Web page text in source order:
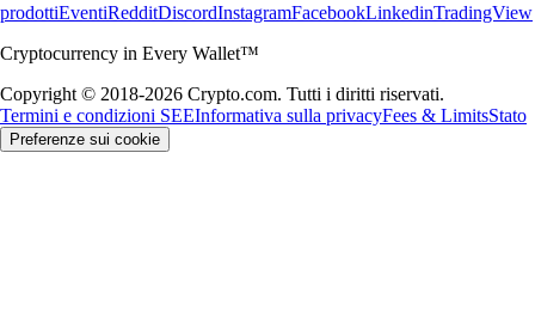
prodottiEventiRedditDiscordInstagramFacebookLinkedinTradingView
Cryptocurrency in Every Wallet™
Copyright © 2018-2026 Crypto.com. Tutti i diritti riservati.
Termini e condizioni SEEInformativa sulla privacyFees & LimitsStato
Preferenze sui cookie